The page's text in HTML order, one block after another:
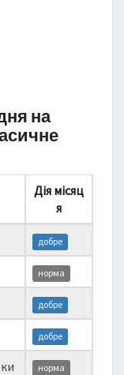
на
Дія місяц
я
добре
норма
добре
добре
норма